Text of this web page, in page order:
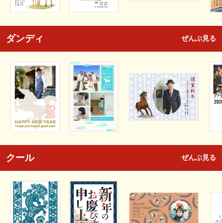
ダンディ ぜんぶ見る
クール ぜんぶ見る